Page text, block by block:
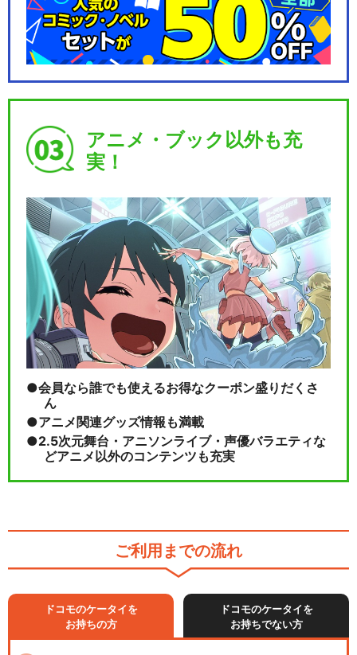
アニメ・ブック以外も充
実！
会員なら誰でも使えるお得なクーポン盛りだくさ
ん
アニメ関連グッズ情報も満載
2.5次元舞台・アニソンライブ・声優バラエティな
どアニメ以外のコンテンツも充実
ご利用までの流れ
ドコモのケータイを
お持ちの方
ドコモのケータイを
お持ちでない方